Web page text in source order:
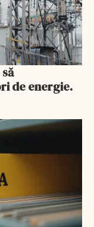
de energie.